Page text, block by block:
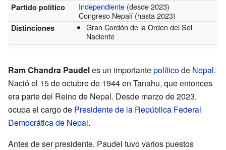
Partido político Independiente (desde 2023)
Congreso Nepalí (hasta 2023)
Distinciones
Gran Cordón de la Orden del Sol
Naciente
Ram Chandra Paudeles un importantepolíticode Nepal.
Nació el 15 de octubre de 1944 en Tanahu, que entonces
era parte del Reino de Nepal. Desde marzo de 2023,
ocupa el cargo de Presidente de la República Federal
Democrática de Nepal.
Antes de ser presidente, Paudel tuvo varios puestos